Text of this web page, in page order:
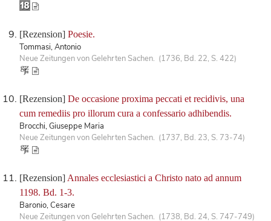
[Rezension] Poesie.
Tommasi, Antonio
Neue Zeitungen von Gelehrten Sachen. (1736, Bd. 22, S. 422)
[Rezension] De occasione proxima peccati et recidivis, una
cum remediis pro illorum cura a confessario adhibendis.
Brocchi, Giuseppe Maria
Neue Zeitungen von Gelehrten Sachen. (1737, Bd. 23, S. 73-74)
[Rezension] Annales ecclesiastici a Christo nato ad annum
1198. Bd. 1-3.
Baronio, Cesare
Neue Zeitungen von Gelehrten Sachen. (1738, Bd. 24, S. 747-749)